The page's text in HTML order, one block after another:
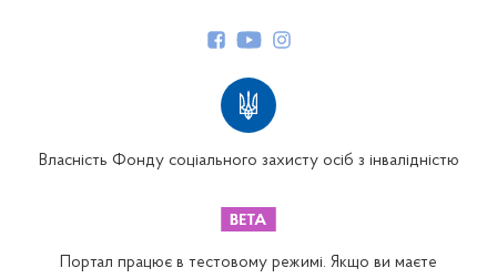
Власність Фонду соціального захисту осіб з інвалідністю
Портал працює в тестовому режимі. Якщо ви маєте